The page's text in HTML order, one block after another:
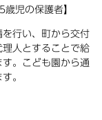
児の保護者】
行い、町から交付
人とすることで給
。こども園から通
。